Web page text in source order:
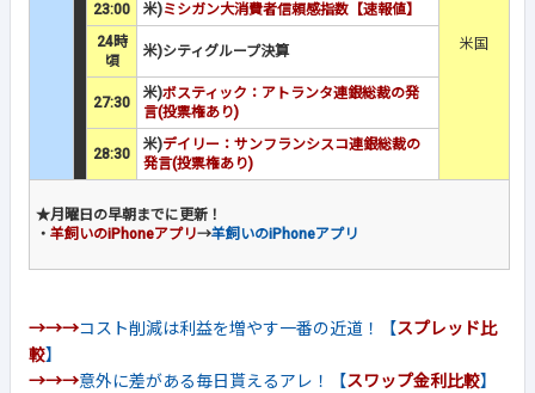
米国
23:00
米)ミシガン大消費者信頼感指数【速報値】
24時
頃
米)シティグループ決算
27:30
米)ボスティック：アトランタ連銀総裁の発
言(投票権あり)
28:30
米)デイリー：サンフランシスコ連銀総裁の
発言(投票権あり)
★月曜日の早朝までに更新！
・ 羊飼いのiPhoneアプリ→羊飼いのiPhoneアプリ
→→→コスト削減は利益を増やす一番の近道！【スプレッド比
較】
→→→意外に差がある毎日貰えるアレ！【スワップ金利比較】